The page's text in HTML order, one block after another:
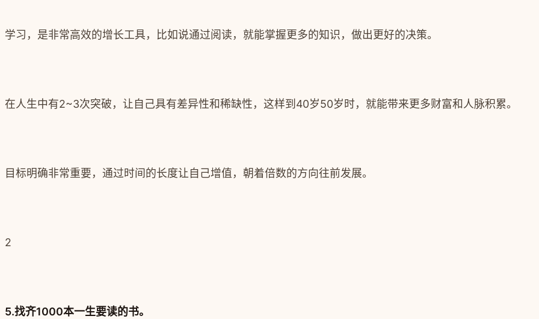
学习，是非常高效的增长工具，比如说通过阅读，就能掌握更多的知识，做出更好的决策。
在人生中有2~3次突破，让自己具有差异性和稀缺性，这样到40岁50岁时，就能带来更多财富和人脉积累。
目标明确非常重要，通过时间的长度让自己增值，朝着倍数的方向往前发展。
2
5.找齐1000本一生要读的书。